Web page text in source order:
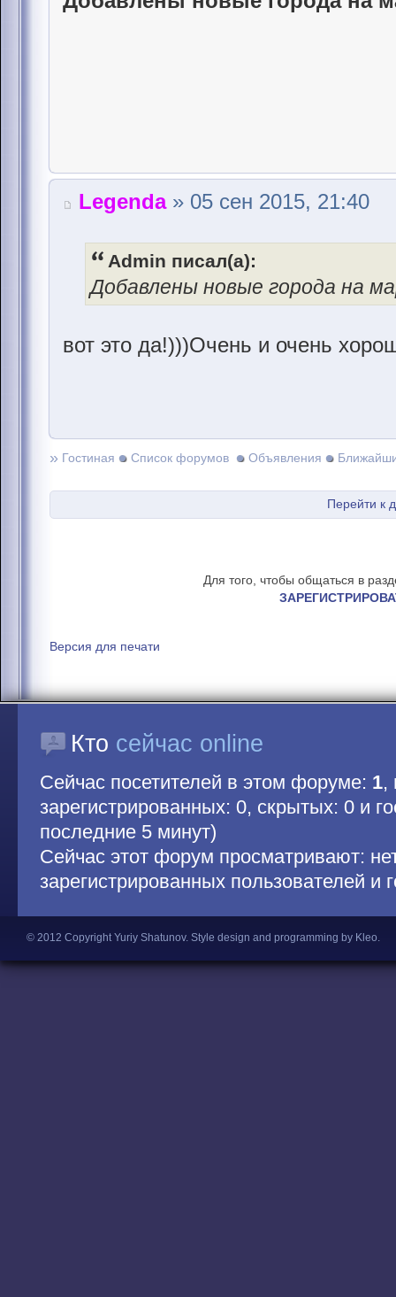
Legenda» 05 сен 2015, 21:40
Admin писал(а):
Добавлены новые города на
вот это да!)))Очень и очень
» Гостиная Список форумов Объявления
Перейти к
Для того, чтобы общаться в
Версия для печати
Кто сейчас online
Сейчас посетителей в этом форуме: 1,
зарегистрированных: 0, скрытых: 0 и
последние 5 минут)
Сейчас этот форум просматривают:
зарегистрированных пользователей и
© 2012 Copyright Yuriy Shatunov. Style design and programming by Kleo.